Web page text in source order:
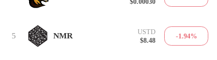
5 NMR
USTD
$8.48
-1.94%